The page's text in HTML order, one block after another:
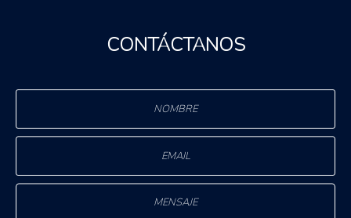
CONTÁCTANOS